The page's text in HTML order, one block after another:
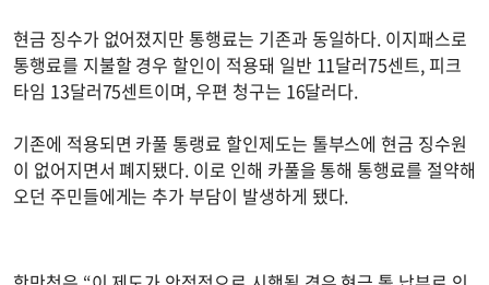
현금 징수가 없어졌지만 통행료는 기존과 동일하다. 이지패스로
통행료를 지불할 경우 할인이 적용돼 일반 11달러75센트, 피크
타임 13달러75센트이며, 우편 청구는 16달러다.
기존에 적용되면 카풀 통랭료 할인제도는 톨부스에 현금 징수원
이 없어지면서 폐지됐다. 이로 인해 카풀을 통해 통행료를 절약해
오던 주민들에게는 추가 부담이 발생하게 됐다.